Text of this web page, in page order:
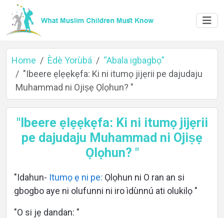
Home
Home Èdè Yorùbá
“Abala igbagbọ”
"Ibeere ẹlẹẹkẹfa: Ki ni itumọ jijẹrii pe dajudaju
Muhammad ni Ojiṣẹ Ọlọhun? "
"Ibeere ẹlẹẹkẹfa: Ki ni itumọ jijẹrii
pe dajudaju Muhammad ni Ojiṣẹ
Ọlọhun? "
"Idahun- Itumọ ẹ ni pe: Ọlọhun ni O ran an si
gbogbo aye ni olufunni ni iro ìdùnnú ati olukilọ "
"O si jẹ dandan: "